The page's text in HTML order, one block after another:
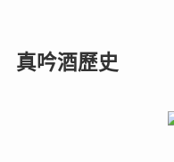
真吟酒歷史